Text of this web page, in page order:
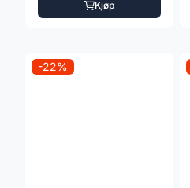
Kjøp
-22%